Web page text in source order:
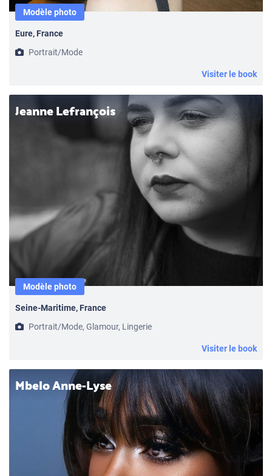
Modèle photo
Eure, France
Portrait/Mode
Visiter le book
Jeanne Lefrançois
Modèle photo
Seine-Maritime, France
Portrait/Mode, Glamour, Lingerie
Visiter le book
Mbelo Anne-Lyse